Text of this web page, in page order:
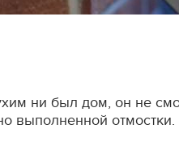
ни был дом, он не
выполненной отмостки.